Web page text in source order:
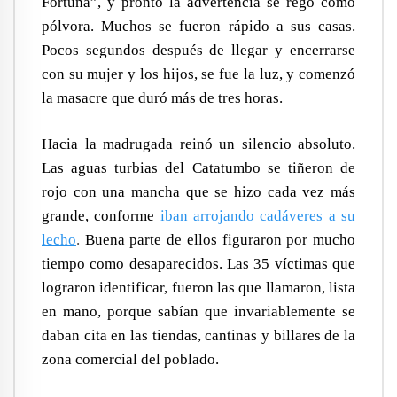
pólvora. Muchos se fueron rápido a sus casas.
Pocos segundos después de llegar y encerrarse
con su mujer y los hijos, se fue la luz, y comenzó
la masacre que duró más de tres horas.
Hacia la madrugada reinó un silencio absoluto.
Las aguas turbias del Catatumbo se tiñeron de
rojo con una mancha que se hizo cada vez más
grande, conforme iban arrojando cadáveres a su
lecho. Buena parte de ellos figuraron por mucho
tiempo como desaparecidos. Las 35 víctimas que
lograron identificar, fueron las que llamaron, lista
en mano, porque sabían que invariablemente se
daban cita en las tiendas, cantinas y billares de la
zona comercial del poblado.